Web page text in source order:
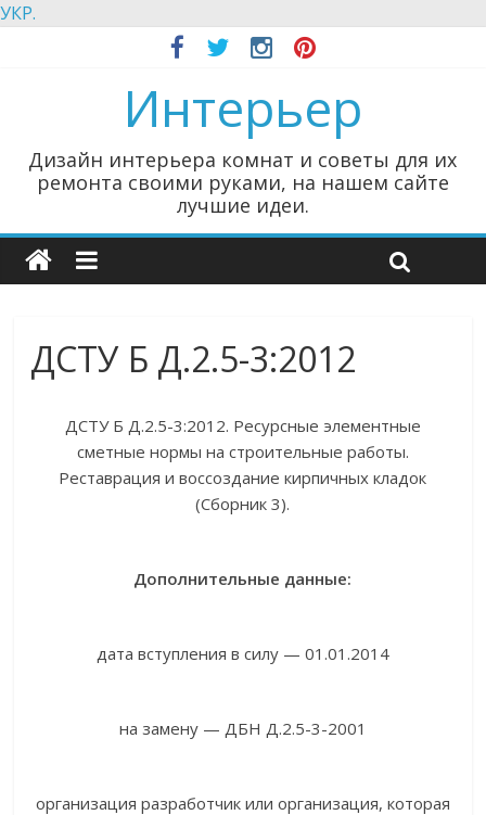
УКР.
Интерьер
Дизайн интерьера комнат и советы для их
ремонта своими руками, на нашем сайте
лучшие идеи.
ДСТУ Б Д.2.5-3:2012
ДСТУ Б Д.2.5-3:2012. Ресурсные элементные
сметные нормы на строительные работы.
Реставрация и воссоздание кирпичных кладок
(Сборник 3).
Дополнительные данные:
дата вступления в силу — 01.01.2014
на замену — ДБН Д.2.5-3-2001
организация разработчик или организация, которая